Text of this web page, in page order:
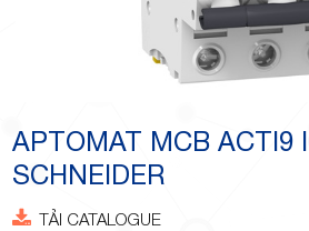
Minh
APTOMAT MCB ACTI9
SCHNEIDER
TẢI CATALOGUE